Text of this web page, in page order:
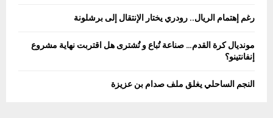
رغم إهتمام الريال.. رودري يختار الإنتقال إلى برشلونة
مونديال كرة القدم… صناعة تُباع و تُشترى هل اقتربت نهاية مشروع
إنفانتينو؟
النجم الساحلي يغلق ملف صدام بن عزيزة